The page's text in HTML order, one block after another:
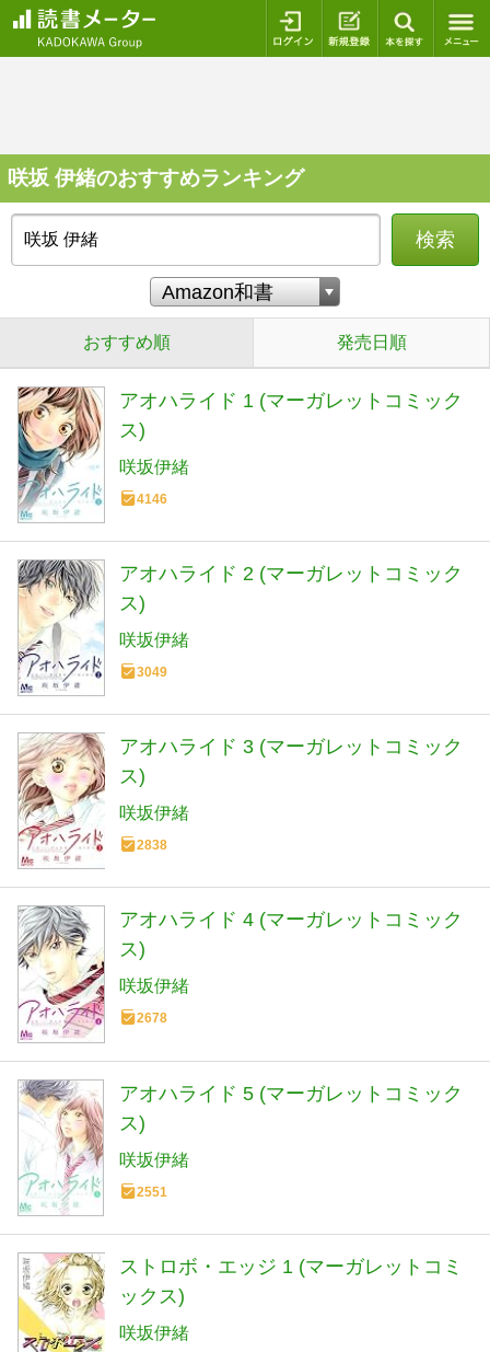
ログイン 新規登録
咲坂 伊緒のおすすめランキング
検索
おすすめ順 発売日順
アオハライド 1 (マーガレットコミック
ス)
咲坂伊緒
4146
アオハライド 2 (マーガレットコミック
ス)
咲坂伊緒
3049
アオハライド 3 (マーガレットコミック
ス)
咲坂伊緒
2838
アオハライド 4 (マーガレットコミック
ス)
咲坂伊緒
2678
アオハライド 5 (マーガレットコミック
ス)
咲坂伊緒
2551
ストロボ・エッジ 1 (マーガレットコミ
ックス)
咲坂伊緒